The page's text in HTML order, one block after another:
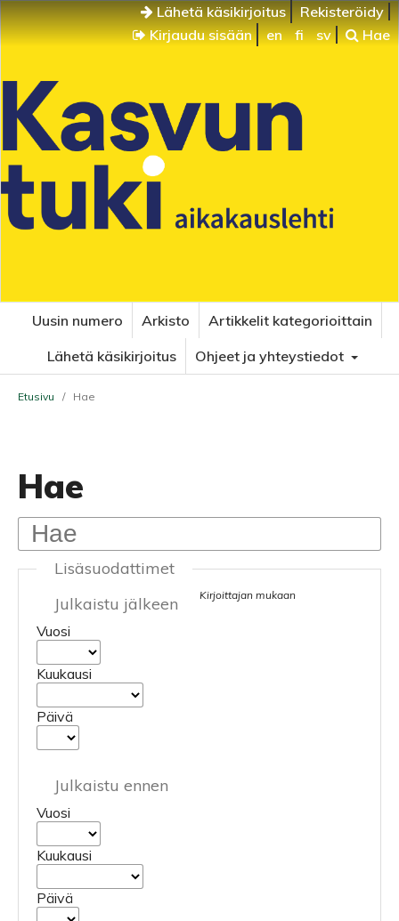
Lähetä käsikirjoitus
Rekisteröidy
Kirjaudu sisään
en fi sv Hae
Uusin numero Arkisto
Artikkelit kategorioittain
Lähetä käsikirjoitus
Ohjeet ja yhteystiedot
Etusivu / Hae
Hae
Lisäsuodattimet
Julkaistu jälkeen
Vuosi
Kuukausi
Päivä
Julkaistu ennen
Vuosi
Kuukausi
Päivä
Kirjoittajan mukaan